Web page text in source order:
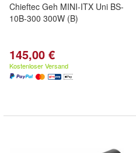
Chieftec Geh MINI-ITX Uni BS-
10B-300 300W (B)
145,00 €
Kostenloser Versand